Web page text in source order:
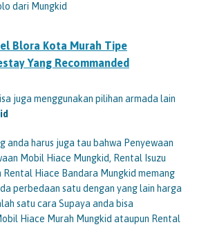
dari Mungkid
Blora Kota Murah Tipe
Yang Recommanded
juga menggunakan pilihan armada lain
anda harus juga tau bahwa Penyewaan
Mobil Hiace Mungkid, Rental Isuzu
Rental Hiace Bandara Mungkid memang
perbedaan satu dengan yang lain harga
satu cara Supaya anda bisa
Hiace Murah Mungkid ataupun Rental